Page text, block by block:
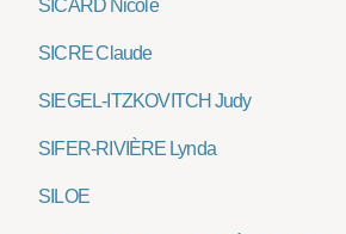
SICARD Nicole
SICRE Claude
SIEGEL-ITZKOVITCH Judy
SIFER-RIVIÈRE Lynda
SILOE